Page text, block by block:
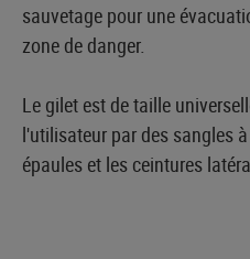
sauvetage pour une
zone de danger.
Le gilet est de taille
l'utilisateur par des sangles
épaules et les ceintures